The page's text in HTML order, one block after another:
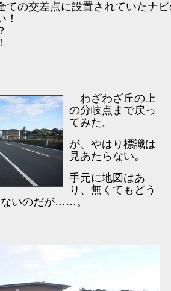
ての交差点に設置されていたナ
！
わざわざ丘の上
の分岐点まで戻っ
てみた。
が、やはり標識は
見あたらない。
手元に地図はあ
り、無くてもどう
いのだが……。